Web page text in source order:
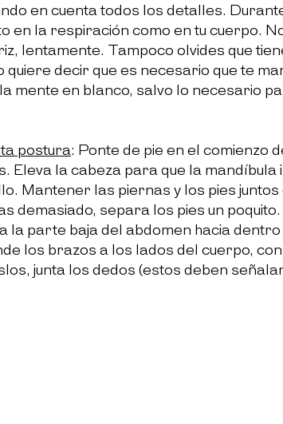
en cuenta todos los detalles.
en la respiración como en tu cuerpo.
lentamente. Tampoco olvides que
quiere decir que es necesario que te
mente en blanco, salvo lo necesario
postura: Ponte de pie en el comienzo
Eleva la cabeza para que la
Mantener las piernas y los pies
demasiado, separa los pies un
la parte baja del abdomen hacia
los brazos a los lados del cuerpo,
junta los dedos (estos deben